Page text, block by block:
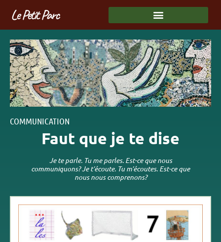
Le Petit Parc
COMMUNICATION
Faut que je te dise
Je te parle. Tu me parles. Est-ce que nous
communiquons? Je t’écoute. Tu m’écoutes. Est-ce que
nous nous comprenons?